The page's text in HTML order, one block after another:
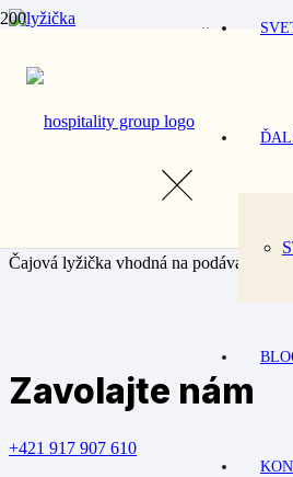
/ Čajová
Čajová
Čajová lyžička vhodná na podávanie
Zavolajte nám
+421 917 907 610